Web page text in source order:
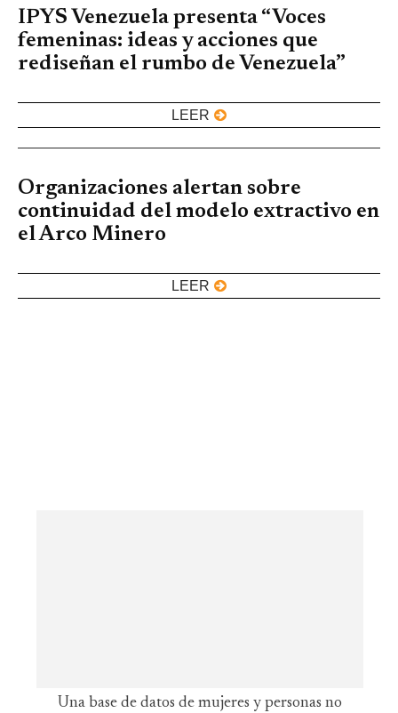
IPYS Venezuela presenta “Voces
femeninas: ideas y acciones que
rediseñan el rumbo de Venezuela”
LEER
Organizaciones alertan sobre
continuidad del modelo extractivo en
el Arco Minero
LEER
Una base de datos de mujeres y personas no